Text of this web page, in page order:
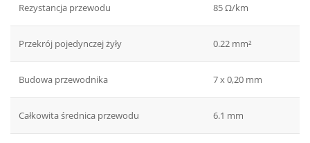
Rezystancja przewodu 85 Ω/km
Przekrój pojedynczej żyły 0.22 mm²
Budowa przewodnika 7 x 0,20 mm
Całkowita średnica przewodu 6.1 mm